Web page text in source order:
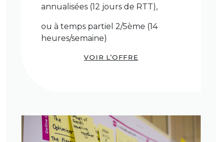
annualisées (12 jours de RTT),
ou à temps partiel 2/5ème (14
heures/semaine)
VOIR L’OFFRE